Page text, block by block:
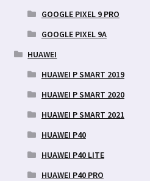
GOOGLE PIXEL 9 PRO
GOOGLE PIXEL 9A
HUAWEI
HUAWEI P SMART 2019
HUAWEI P SMART 2020
HUAWEI P SMART 2021
HUAWEI P40
HUAWEI P40 LITE
HUAWEI P40 PRO